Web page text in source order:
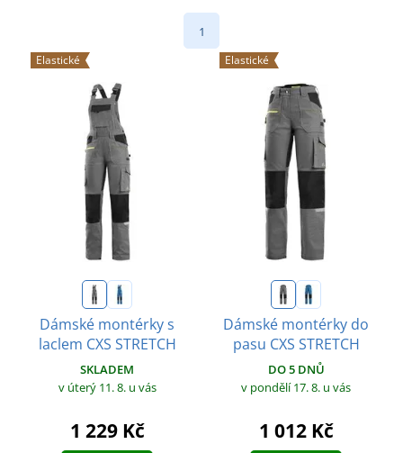
1
Elastické
Dámské montérky s
laclem CXS STRETCH
SKLADEM
v úterý 11. 8. u vás
1 229 Kč
Elastické
Dámské montérky do
pasu CXS STRETCH
DO 5 DNŮ
v pondělí 17. 8. u vás
1 012 Kč